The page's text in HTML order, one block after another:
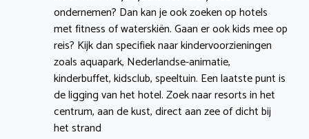
ondernemen? Dan kan je ook zoeken op hotels
met fitness of waterskiën. Gaan er ook kids mee op
reis? Kijk dan specifiek naar kindervoorzieningen
zoals aquapark, Nederlandse-animatie,
kinderbuffet, kidsclub, speeltuin. Een laatste punt is
de ligging van het hotel. Zoek naar resorts in het
centrum, aan de kust, direct aan zee of dicht bij
het strand